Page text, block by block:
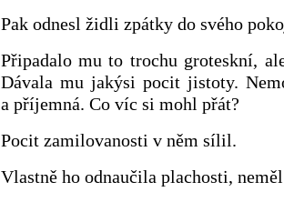
Pak odnesl židli zpátky do svého
Připadalo mu to trochu groteskní,
Dávala mu jakýsi pocit jistoty.
a příjemná. Co víc si mohl přát?
Pocit zamilovanosti v něm sílil.
Vlastně ho odnaučila plachosti,